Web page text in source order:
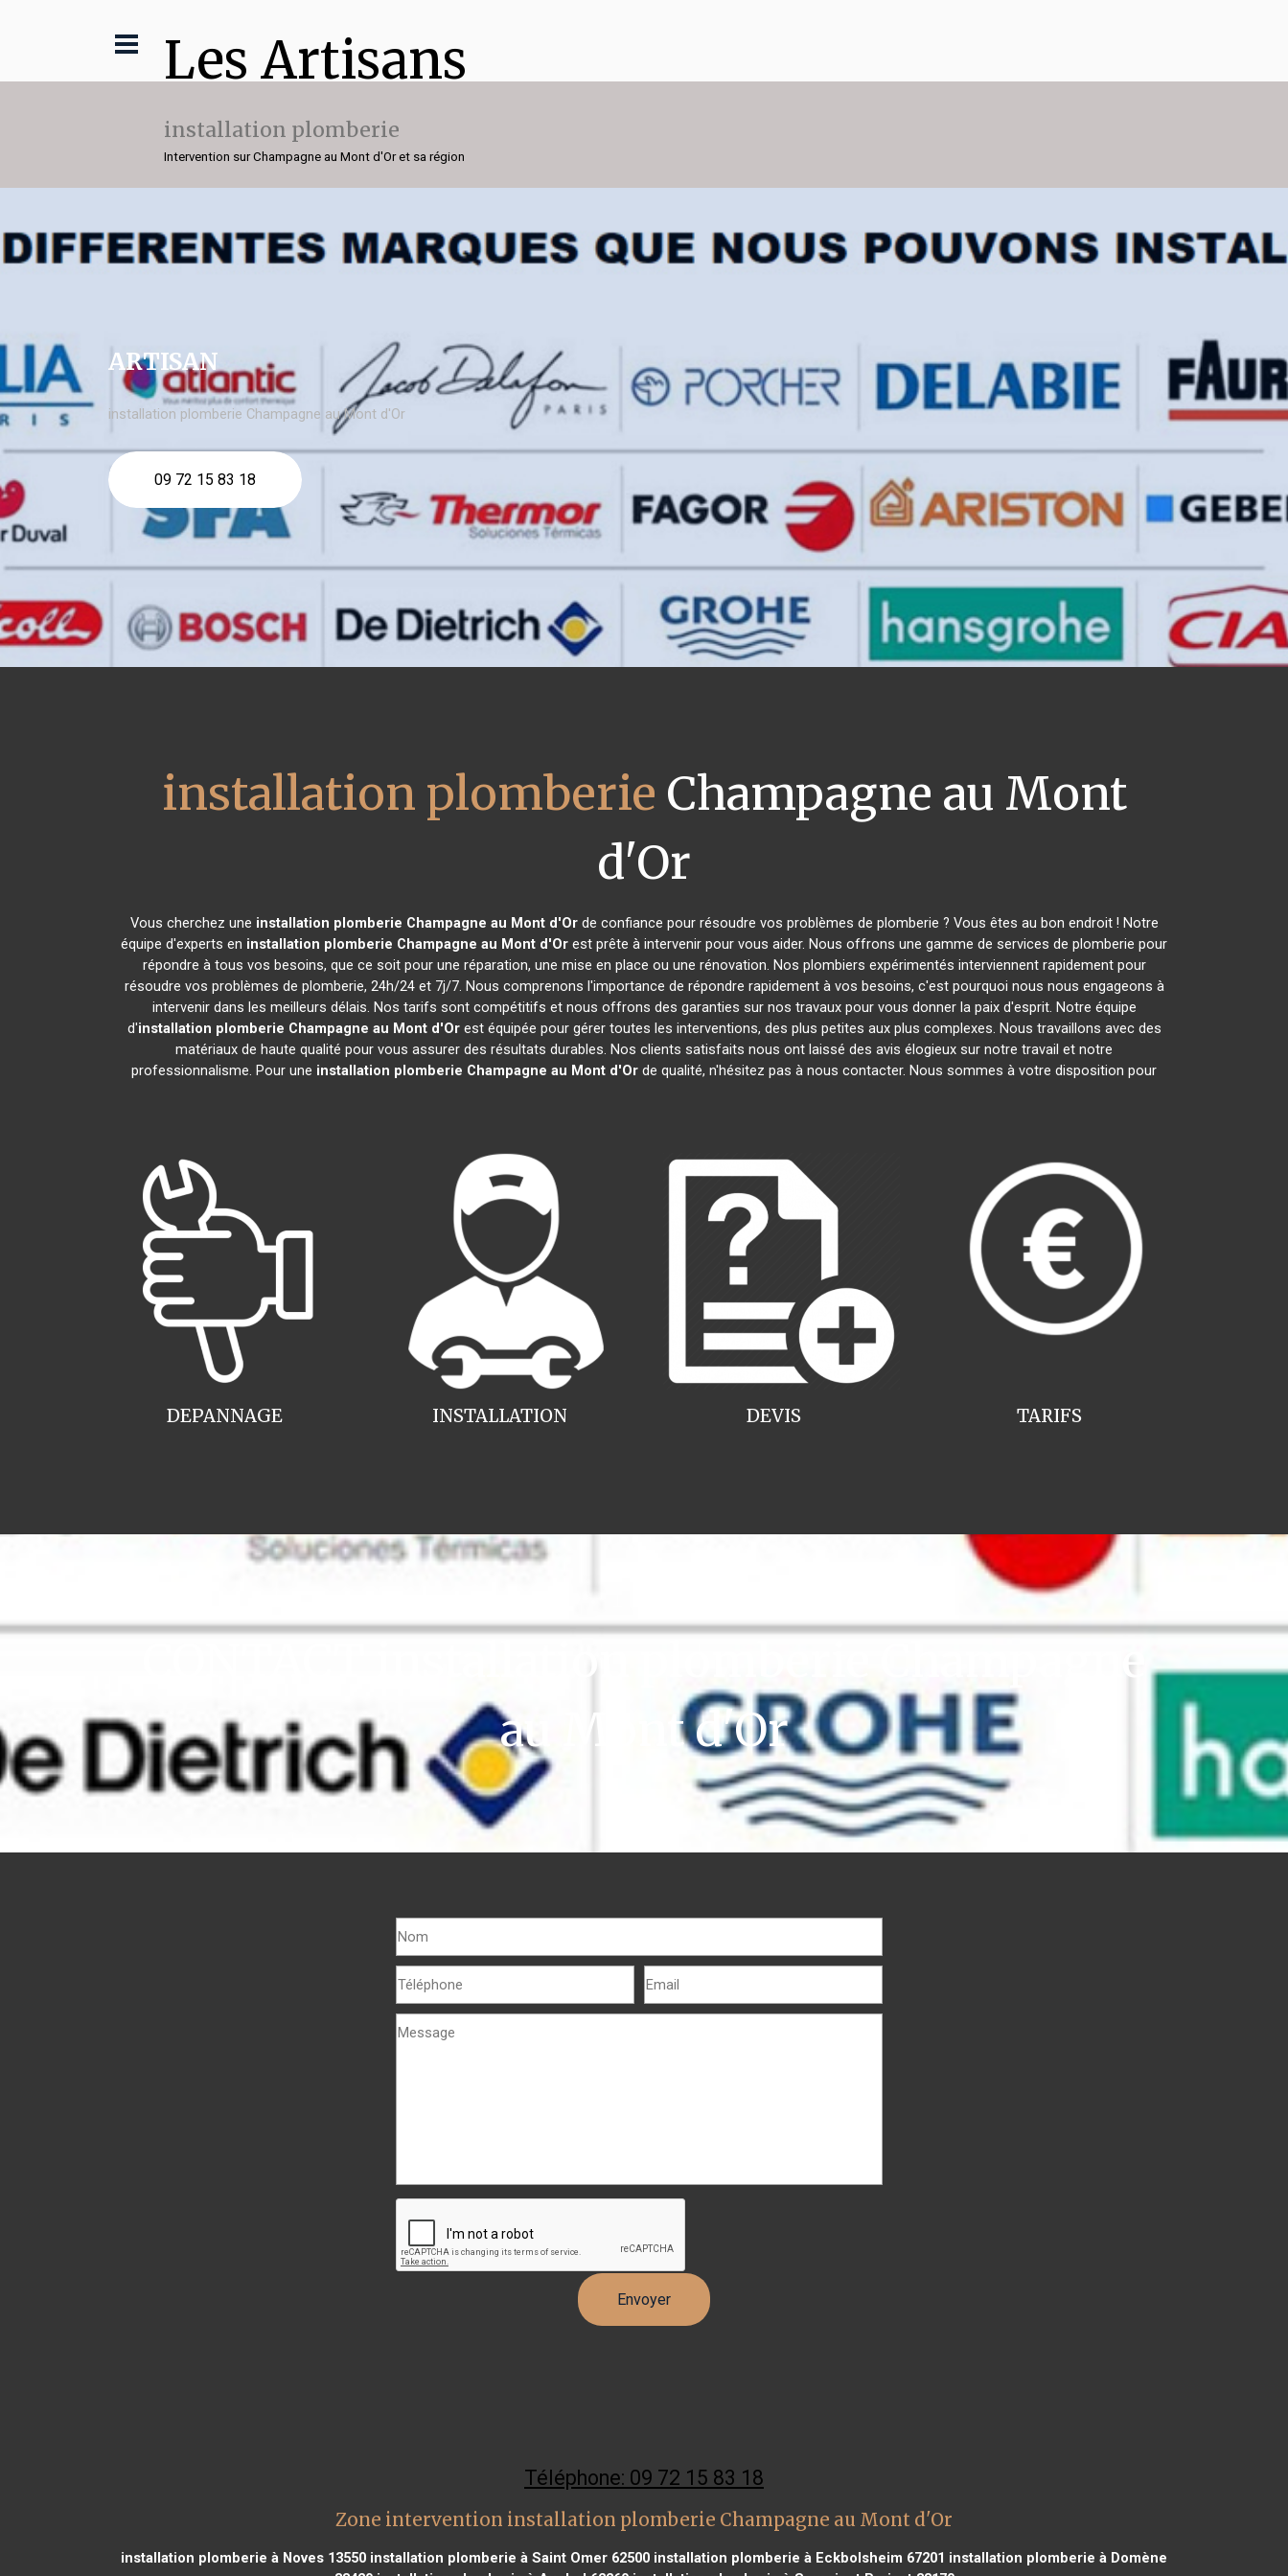
Les Artisans
installation plomberie
Intervention sur Champagne au Mont d'Or et sa région
ARTISAN
installation plomberie Champagne au Mont d'Or
09 72 15 83 18
installation plomberie Champagne au Mont
d'Or
Vous cherchez une installation plomberie Champagne au Mont d'Orde confiance pour résoudre vos problèmes de plomberie ? Vous êtes au bon endroit ! Notre
équipe d'experts en installation plomberie Champagne au Mont d'Or est prête à intervenir pour vous aider. Nous offrons une gamme de services de plomberie pour
répondre à tous vos besoins, que ce soit pour une réparation, une mise en place ou une rénovation. Nos plombiers expérimentés interviennent rapidement pour
résoudre vos problèmes de plomberie, 24h/24 et 7j/7. Nous comprenons l'importance de répondre rapidement à vos besoins, c'est pourquoi nous nous engageons à
intervenir dans les meilleurs délais. Nos tarifs sont compétitifs et nous offrons des garanties sur nos travaux pour vous donner la paix d'esprit. Notre équipe
d'installation plomberie Champagne au Mont d'Orest équipée pour gérer toutes les interventions, des plus petites aux plus complexes. Nous travaillons avec des
matériaux de haute qualité pour vous assurer des résultats durables. Nos clients satisfaits nous ont laissé des avis élogieux sur notre travail et notre
professionnalisme. Pour une installation plomberie Champagne au Mont d'Or de qualité, n'hésitez pas à nous contacter. Nous sommes à votre disposition pour
INSTALLATION
DEPANNAGE TARIFS
DEVIS
CONTACT installation plomberie Champagne
au Mont d'Or
Téléphone: 09 72 15 83 18
Zone intervention installation plomberie Champagne au Mont d'Or
installation plomberie à Noves 13550 installation plomberie à Saint Omer 62500 installation plomberie à Eckbolsheim 67201 installation plomberie à Domène